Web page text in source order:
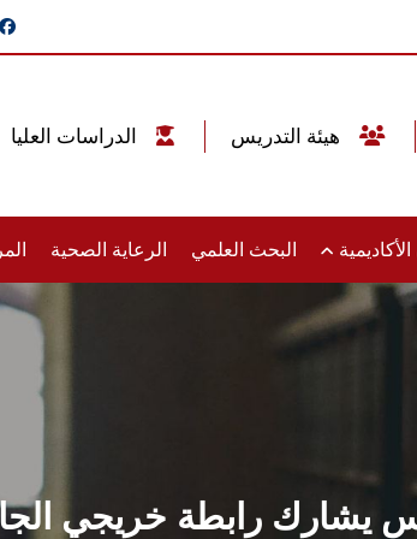
البحث العلمي الرعاية الصحية
رابطة خريجي